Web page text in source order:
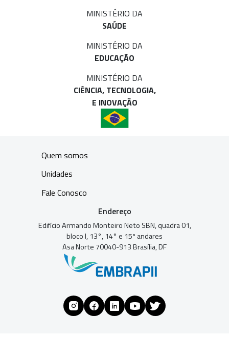
MINISTÉRIO DA
SAÚDE
MINISTÉRIO DA
EDUCAÇÃO
MINISTÉRIO DA
CIÊNCIA, TECNOLOGIA,
E INOVAÇÃO
Quem somos
Unidades
Fale Conosco
Endereço
Edifício Armando Monteiro Neto SBN, quadra 01,
bloco I, 13°, 14° e 15º andares
Asa Norte 70040-913 Brasília, DF